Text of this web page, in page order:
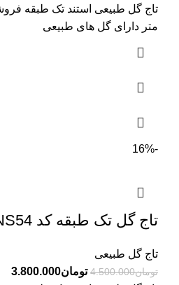
متر دارای گل های طبیعی
-16%
تاج گل تک طبقه کد NS54
تاج گل طبیعی
تومان4.500.000 تومان3.800.000